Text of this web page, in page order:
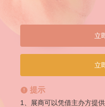
立
立
提示
1、展商可以凭借主办方提